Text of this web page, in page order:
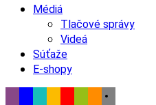
Médiá
Tlačové správy
Videá
Súťaže
E-shopy